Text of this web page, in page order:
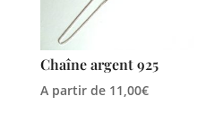
Chaîne argent 925
A partir de 11,00€